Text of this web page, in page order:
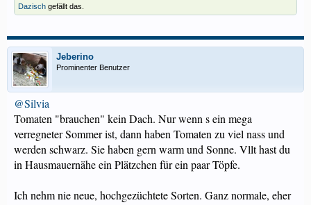
Dazisch gefällt das.
Jeberino
Prominenter Benutzer
@Silvia
Tomaten "brauchen" kein Dach. Nur wenn s ein mega
verregneter Sommer ist, dann haben Tomaten zu viel nass und
werden schwarz. Sie haben gern warm und Sonne. Vllt hast du
in Hausmauernähe ein Plätzchen für ein paar Töpfe.
Ich nehm nie neue, hochgezüchtete Sorten. Ganz normale, eher